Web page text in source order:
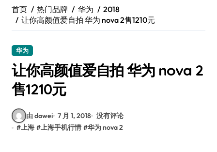
首页 热门品牌 华为
2018
让你高颜值爱自拍 华为 nova 2售1210元
华为
让你高颜值爱自拍 华为 nova 2
售1210元
由 dawei 7 月 1, 2018 没有评论
#上海 #上海手机行情 #华为 nova 2